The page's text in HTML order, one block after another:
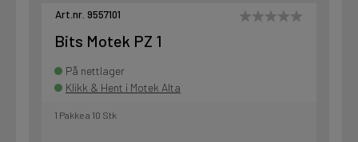
Art.nr. 9557101
Bits Motek PZ 1
På nettlager
Klikk & Hent i Motek Alta
1 Pakke a 10 Stk